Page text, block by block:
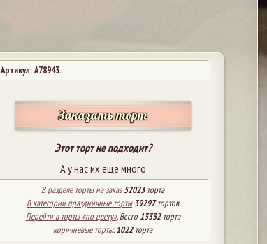
Артикул: A78943.
Заказать торт
Этот торт не подходит?
А у нас их еще много
В разделе торты на заказ 52023торта
В категории праздничные торты 39297тортов
Перейти в торты «по цвету». Всего 13332торта
коричневые торты.1022торта